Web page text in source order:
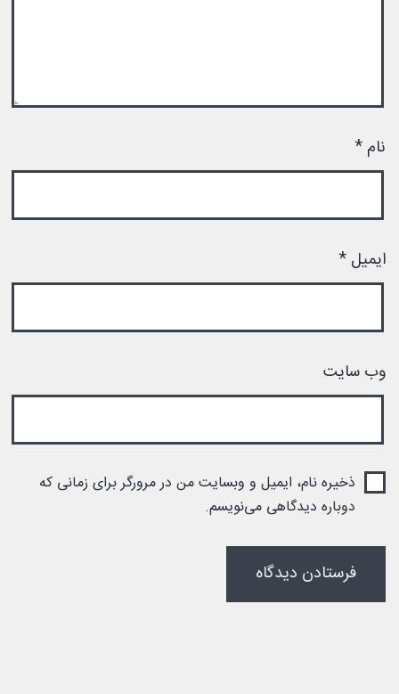
نام *
ایمیل *
وب‌ سایت
ذخیره نام، ایمیل و وبسایت من در مرورگر برای زمانی که
دوباره دیدگاهی می‌نویسم.